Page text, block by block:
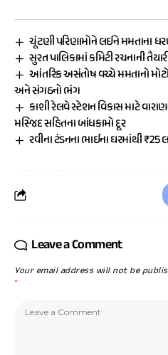
ચૂંટણી પરિણામોને લઈને મમતાના
સુરત પાલિકામાં કમિટી રચનાની
આંતરિક અસંતોષ વચ્ચે મમતાનો
અને સંગઠનો ભંગ
કાશી રેલવે સ્ટેશન વિકાસ માટે
મસ્જિદ સહિતના બાંધકામો દૂર
રવીના ટંડનના ભાઈના ઘરમાંથી ₹25
Leave a Comment
Your email address will not be
*